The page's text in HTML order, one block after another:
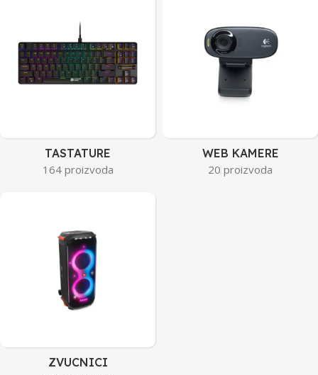
TASTATURE
164 proizvoda
WEB KAMERE
20 proizvoda
ZVUCNICI